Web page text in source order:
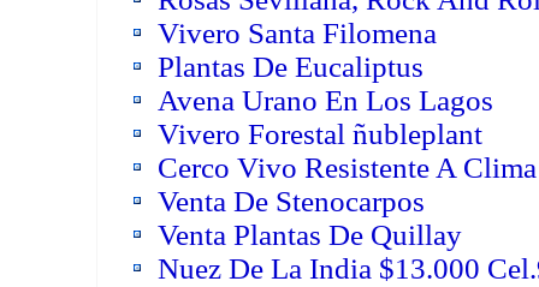
Vivero Santa Filomena
Plantas De Eucaliptus
Avena Urano En Los Lagos
Vivero Forestal ñubleplant
Cerco Vivo Resistente A
Venta De Stenocarpos
Venta Plantas De Quillay
Nuez De La India $13.000